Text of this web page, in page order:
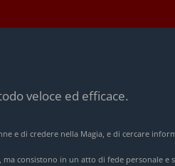
veloce ed efficace.
e di credere nella Magia, e di cercare
consistono in un atto di fede personale e